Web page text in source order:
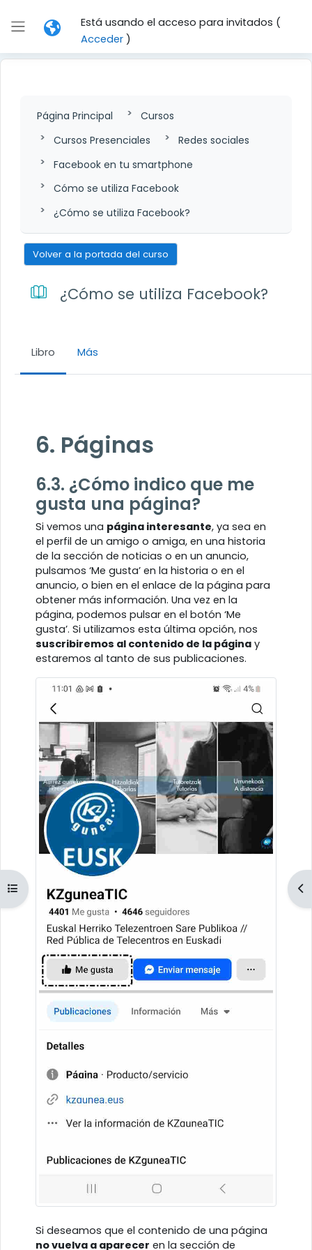
Panel lateral
Está usando el acceso para invitados (
Acceder)
Abrir índice del curso
Página Principal
Cursos
Cursos Presenciales
Redes sociales
Facebook en tu smartphone
Cómo se utiliza Facebook
¿Cómo se utiliza Facebook?
Volver a la portada del curso
¿Cómo se utiliza Facebook?
Libro Más
6. Páginas
6.3. ¿Cómo indico que me
gusta una página?
Si vemos una página interesante, ya sea en
el perfil de un amigo o amiga, en una historia
de la sección de noticias o en un anuncio,
pulsamos ‘Me gusta’ en la historia o en el
anuncio, o bien en el enlace de la página para
obtener más información. Una vez en la
página, podemos pulsar en el botón ‘Me
gusta’. Si utilizamos esta última opción, nos
suscribiremos al contenido de la página y
estaremos al tanto de sus publicaciones.
Si deseamos que el contenido de una página
no vuelva a aparecer en la sección de